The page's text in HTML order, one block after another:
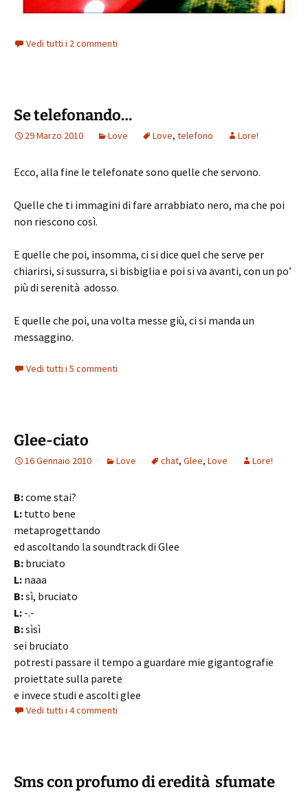
Vedi tutti i 2 commenti
Se telefonando…
29 Marzo 2010 Love Love, telefono Lore!
Ecco, alla fine le telefonate sono quelle che servono.
Quelle che ti immagini di fare arrabbiato nero, ma che poi
non riescono così.
E quelle che poi, insomma, ci si dice quel che serve per
chiarirsi, si sussurra, si bisbiglia e poi si va avanti, con un po’
più di serenità adosso.
E quelle che poi, una volta messe giù, ci si manda un
messaggino.
Vedi tutti i 5 commenti
Glee-ciato
16 Gennaio 2010 Love chat, Glee, Love Lore!
B:come stai?
L: tutto bene
metaprogettando
ed ascoltando la soundtrack di Glee
B: bruciato
L: naaa
B:sì, bruciato
L: -.-
B:sìsì
sei bruciato
potresti passare il tempo a guardare mie gigantografie
proiettate sulla parete
e invece studi e ascolti glee
Vedi tutti i 4 commenti
Sms con profumo di eredità sfumate